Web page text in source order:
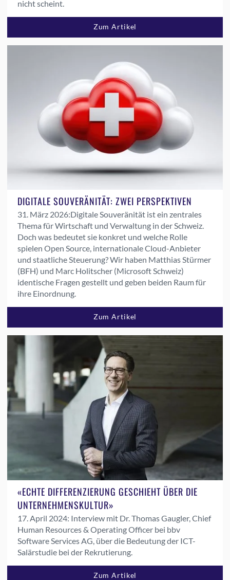
nicht scheint.
Zum Artikel
DIGITALE SOUVERÄNITÄT: ZWEI PERSPEKTIVEN
31. März 2026:Digitale Souveränität ist ein zentrales
Thema für Wirtschaft und Verwaltung in der Schweiz.
Doch was bedeutet sie konkret und welche Rolle
spielen Open Source, internationale Cloud-Anbieter
und staatliche Steuerung? Wir haben Matthias Stürmer
(BFH) und Marc Holitscher (Microsoft Schweiz)
identische Fragen gestellt und geben beiden Raum für
ihre Einordnung.
Zum Artikel
«ECHTE DIFFERENZIERUNG GESCHIEHT ÜBER DIE
UNTERNEHMENSKULTUR»
17. April 2024: Interview mit Dr. Thomas Gaugler, Chief
Human Resources & Operating Officer bei bbv
Software Services AG, über die Bedeutung der ICT-
Salärstudie bei der Rekrutierung.
Zum Artikel